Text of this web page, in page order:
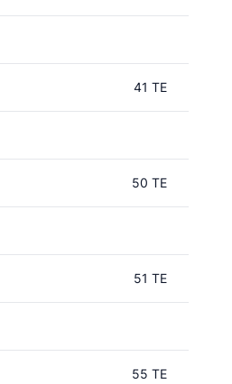
41 TE
50 TE
51 TE
55 TE